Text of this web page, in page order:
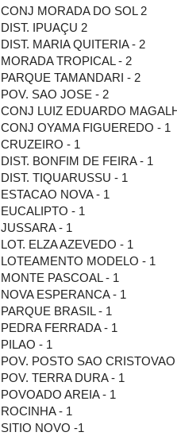
CONJ MORADA DO SOL 2
DIST. IPUAÇU 2
DIST. MARIA QUITERIA - 2
MORADA TROPICAL - 2
PARQUE TAMANDARI - 2
POV. SAO JOSE - 2
CONJ LUIZ EDUARDO
CONJ OYAMA FIGUEREDO - 1
CRUZEIRO - 1
DIST. BONFIM DE FEIRA - 1
DIST. TIQUARUSSU - 1
ESTACAO NOVA - 1
EUCALIPTO - 1
JUSSARA - 1
LOT. ELZA AZEVEDO - 1
LOTEAMENTO MODELO - 1
MONTE PASCOAL - 1
NOVA ESPERANCA - 1
PARQUE BRASIL - 1
PEDRA FERRADA - 1
PILAO - 1
POV. POSTO SAO CRISTOVAO
POV. TERRA DURA - 1
POVOADO AREIA - 1
ROCINHA - 1
SITIO NOVO -1